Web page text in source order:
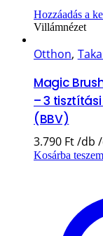
Hozzáadás a
Villámnézet
Otthon,
Magic
– 3
(BBV)
3.790 Ft
Kosárba teszem